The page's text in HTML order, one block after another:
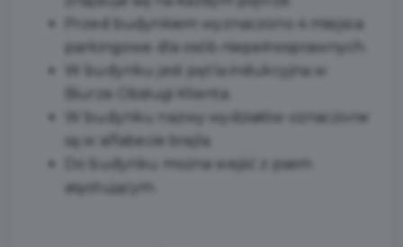
Przed budynkiem wyznaczono 4 miejsca
parkingowe dla osób niepełnosprawnych.
W budynku jest pętla indukcyjna w
W budynku nazwy wydziałów oznaczone
są w alfabecie brajla.
Do budynku można wejść z psem
asystującym.